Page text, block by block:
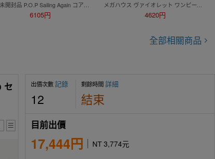
6105円
メガハウス ヴァイオレット ワンピース エクセレントモデル Portrait.Of.Pirates ’Sailing Again’ 同梱不可 [50-9788]
4620円
全部相關商品
セ
出價次數記錄
12
剩餘時間詳細
結束
目前出價
17,444円 NT 3,774元